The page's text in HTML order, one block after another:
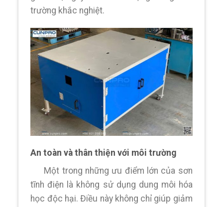
trường khắc nghiệt.
An toàn và thân thiện với môi trường
Một trong những ưu điểm lớn của sơn
tĩnh điện là không sử dụng dung môi hóa
học độc hại. Điều này không chỉ giúp giảm